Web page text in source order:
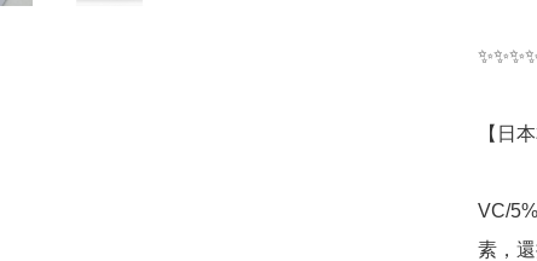
【日
VC/
素，